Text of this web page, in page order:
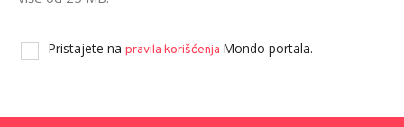
Pristajete na pravila korišćenja Mondo portala.